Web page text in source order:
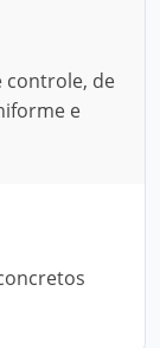
controle, de
e